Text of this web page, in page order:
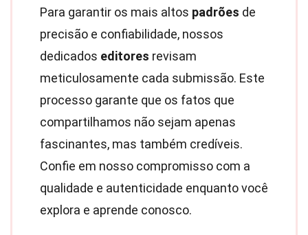
Para garantir os mais altos padrões de
precisão e confiabilidade, nossos
dedicados editores revisam
meticulosamente cada submissão. Este
processo garante que os fatos que
compartilhamos não sejam apenas
fascinantes, mas também credíveis.
Confie em nosso compromisso com a
qualidade e autenticidade enquanto você
explora e aprende conosco.